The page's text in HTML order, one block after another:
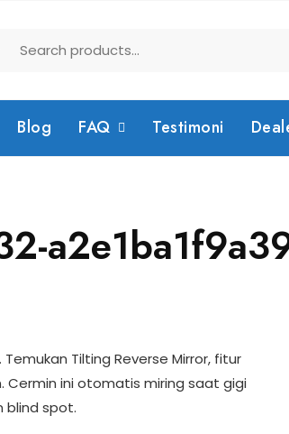
Blog FAQ Testimoni
Tilting Reverse Mirror, fitur
Cermin ini otomatis miring saat gigi
blind spot.